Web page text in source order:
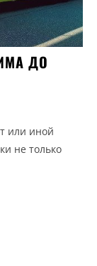
ДО
или иной
не только